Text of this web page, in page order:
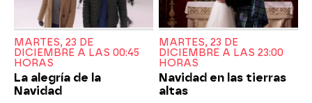
MARTES, 23 DE
DICIEMBRE A LAS 00:45
HORAS
La alegría de la
Navidad
MARTES, 23 DE
DICIEMBRE A LAS 23:00
HORAS
Navidad en las tierras
altas